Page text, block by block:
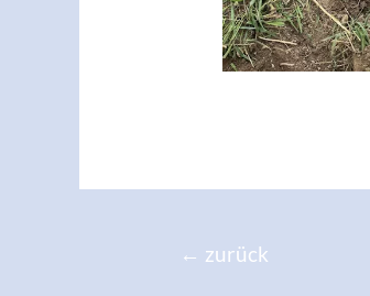
← zurück